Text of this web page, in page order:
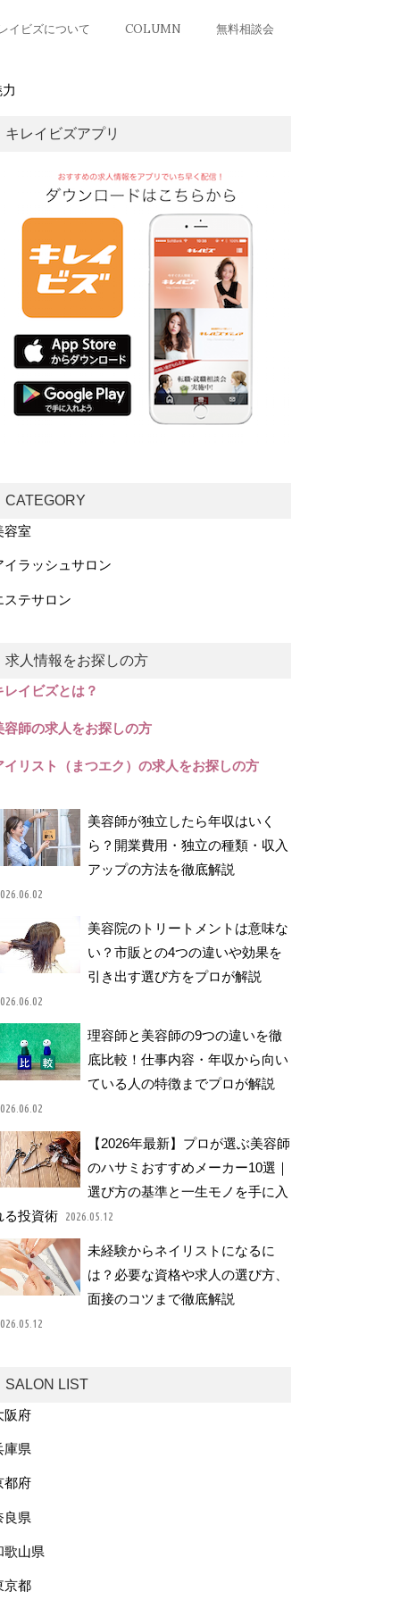
イビズについて COLUMN 無料相談会
キレイビズアプリ
CATEGORY
容室
イラッシュサロン
ステサロン
求人情報をお探しの方
レイビズとは？
容師の求人をお探しの方
イリスト（まつエク）の求人をお探しの方
美容師が独立したら年収はいく
ら？開業費用・独立の種類・収入
アップの方法を徹底解説
美容院のトリートメントは意味な
い？市販との4つの違いや効果を
引き出す選び方をプロが解説
理容師と美容師の9つの違いを徹
底比較！仕事内容・年収から向い
ている人の特徴までプロが解説
【2026年最新】プロが選ぶ美容師
のハサミおすすめメーカー10選｜
選び方の基準と一生モノを手に入
る投資術 2026.05.12
未経験からネイリストになるに
は？必要な資格や求人の選び方、
面接のコツまで徹底解説
SALON LIST
阪府
庫県
都府
良県
歌山県
京都